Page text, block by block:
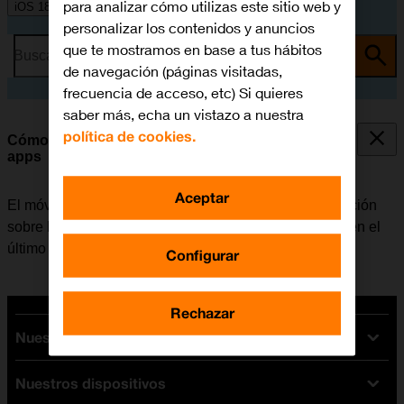
iOS 18
Busca por problema o tema
Cómo utilizar la supervisión de la actividad de las
apps
El móvil se puede configurar para que guarde información
sobre los datos a los que las apps han tenido acceso en el
último período.
Nuestras tarifas
Tarifas Orange
Nuestros dispositivos
para analizar cómo utilizas este sitio web y
personalizar los contenidos y anuncios
que te mostramos en base a tus hábitos
de navegación (páginas visitadas,
frecuencia de acceso, etc) Si quieres
saber más, echa un vistazo a nuestra
política de cookies.
Configurar
Rechazar
Aceptar